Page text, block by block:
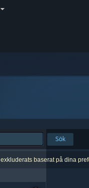
Sök
baserat på dina